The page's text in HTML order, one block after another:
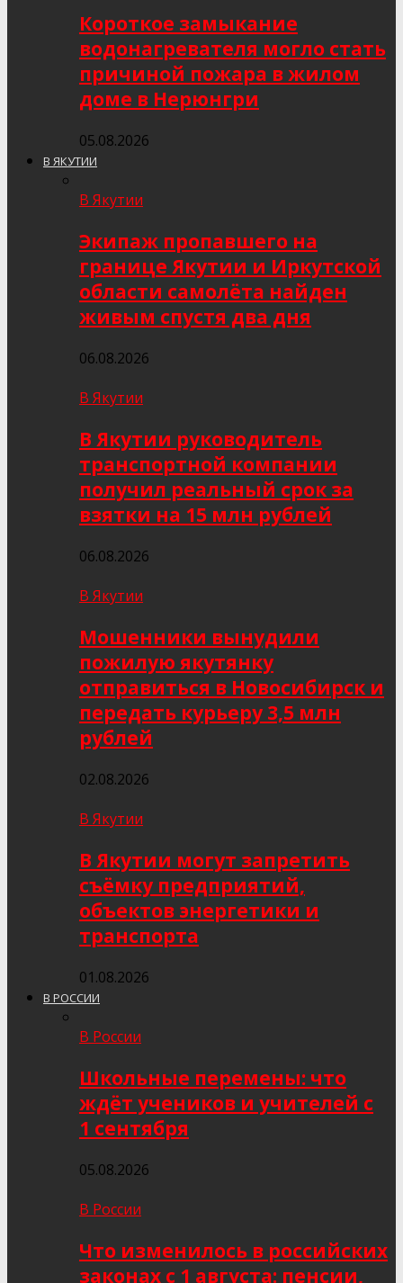
Короткое замыкание
водонагревателя могло стать
причиной пожара в жилом
доме в Нерюнгри
05.08.2026
В ЯКУТИИ
В Якутии
Экипаж пропавшего на
границе Якутии и Иркутской
области самолёта найден
живым спустя два дня
06.08.2026
В Якутии
В Якутии руководитель
транспортной компании
получил реальный срок за
взятки на 15 млн рублей
06.08.2026
В Якутии
Мошенники вынудили
пожилую якутянку
отправиться в Новосибирск и
передать курьеру 3,5 млн
рублей
02.08.2026
В Якутии
В Якутии могут запретить
съёмку предприятий,
объектов энергетики и
транспорта
01.08.2026
В РОССИИ
В России
Школьные перемены: что
ждёт учеников и учителей с
1 сентября
05.08.2026
В России
Что изменилось в российских
законах с 1 августа: пенсии,